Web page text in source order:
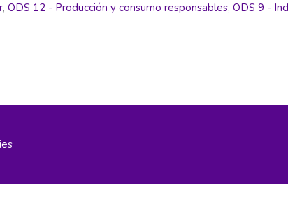
, ODS 12 - Producción y consumo responsables, ODS 9 -